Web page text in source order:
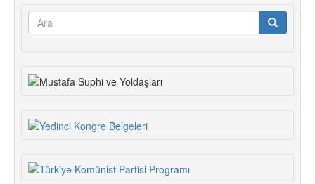
Arama